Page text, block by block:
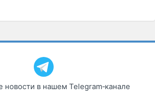
новости в нашем Telegram‑канале